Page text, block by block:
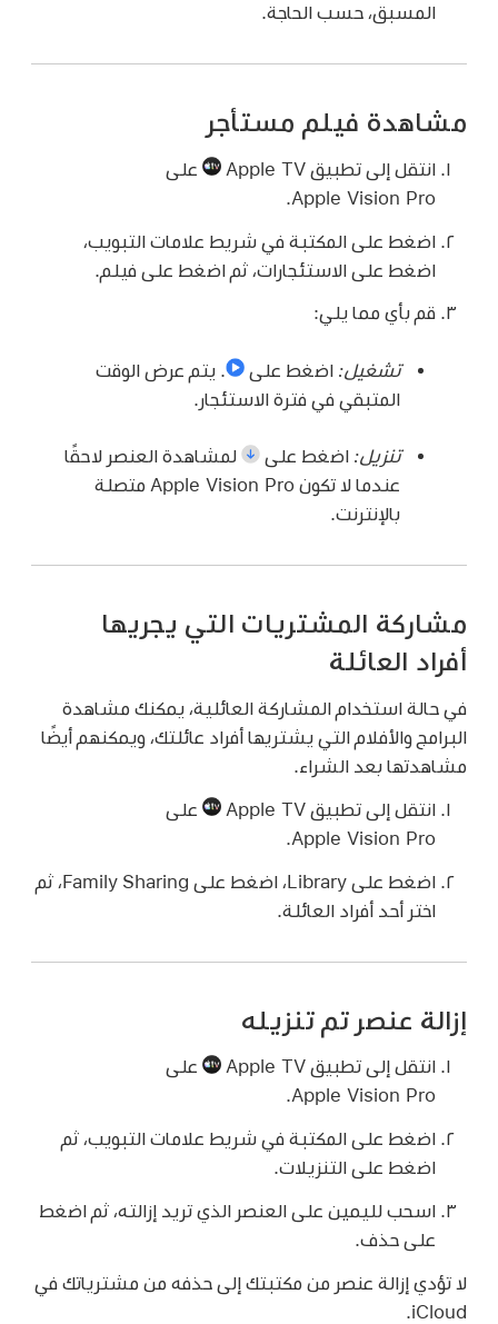
المسبق، حسب الحاجة.
مشاهدة فيلم مستأجر
انتقل إلى تطبيق Apple TV
على
Apple Vision Pro.
اضغط على المكتبة في شريط علامات التبويب،
اضغط على الاستئجارات، ثم اضغط على فيلم.
قم بأي مما يلي:
تشغيل:اضغط على .يتم عرض الوقت
المتبقي في فترة الاستئجار.
تنزيل:اضغط على
لمشاهدة العنصر لاحقًا
عندما لا تكون Apple Vision Pro متصلة
بالإنترنت.
مشاركة المشتريات التي يجريها
أفراد العائلة
في حالة استخدام المشاركة العائلية، يمكنك مشاهدة
البرامج والأفلام التي يشتريها أفراد عائلتك، ويمكنهم أيضًا
مشاهدتها بعد الشراء.
انتقل إلى تطبيق Apple TV
على
Apple Vision Pro.
اضغط على Library، اضغط على Family Sharing، ثم
اختر أحد أفراد العائلة.
إزالة عنصر تم تنزيله
انتقل إلى تطبيق Apple TV
على
Apple Vision Pro.
اضغط على المكتبة في شريط علامات التبويب، ثم
اضغط على التنزيلات.
اسحب لليمين على العنصر الذي تريد إزالته، ثم اضغط
على حذف.
لا تؤدي إزالة عنصر من مكتبتك إلى حذفه من مشترياتك في
iCloud.